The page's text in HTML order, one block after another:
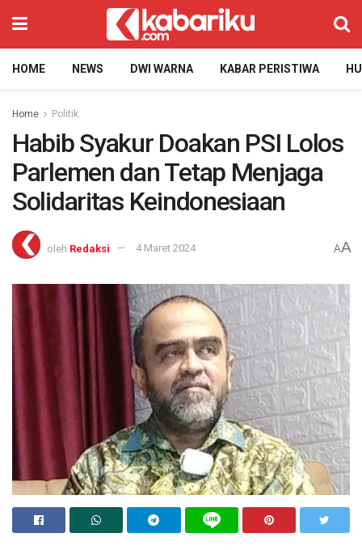
HOME NEWS DWI WARNA KABAR PERISTIWA
Home Politik
Habib Syakur Doakan PSI Lolos
Parlemen dan Tetap Menjaga
Solidaritas Keindonesiaan
oleh Redaksi 4 Maret 2024 AA